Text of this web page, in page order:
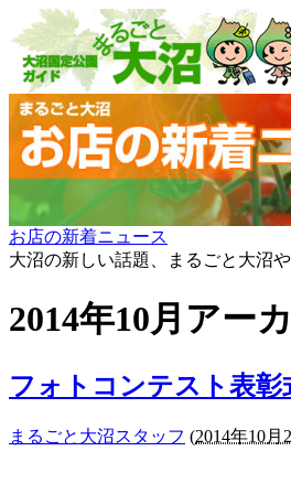
お店の新着ニュース
大沼の新しい話題、まるごと大沼
2014年10月アー
フォトコンテスト表
まるごと大沼スタッフ (2014年10月